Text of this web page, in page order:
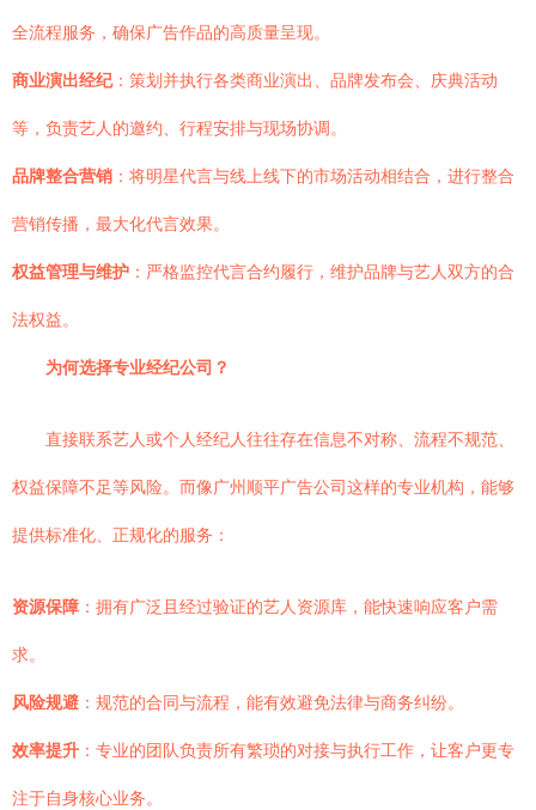
全流程服务，确保广告作品的高质量呈现。
商业演出经纪：策划并执行各类商业演出、品牌发布会、庆典活动
等，负责艺人的邀约、行程安排与现场协调。
品牌整合营销 ：将明星代言与线上线下的市场活动相结合，进行整合
营销传播，最大化代言效果。
权益管理与维护 ：严格监控代言合约履行，维护品牌与艺人双方的合
法权益。
为何选择专业经纪公司？
直接联系艺人或个人经纪人往往存在信息不对称、流程不规范、
权益保障不足等风险。而像广州顺平广告公司这样的专业机构，能够
提供标准化、正规化的服务：
资源保障 ：拥有广泛且经过验证的艺人资源库，能快速响应客户需
求。
风险规避 ：规范的合同与流程，能有效避免法律与商务纠纷。
效率提升 ：专业的团队负责所有繁琐的对接与执行工作，让客户更专
注于自身核心业务。